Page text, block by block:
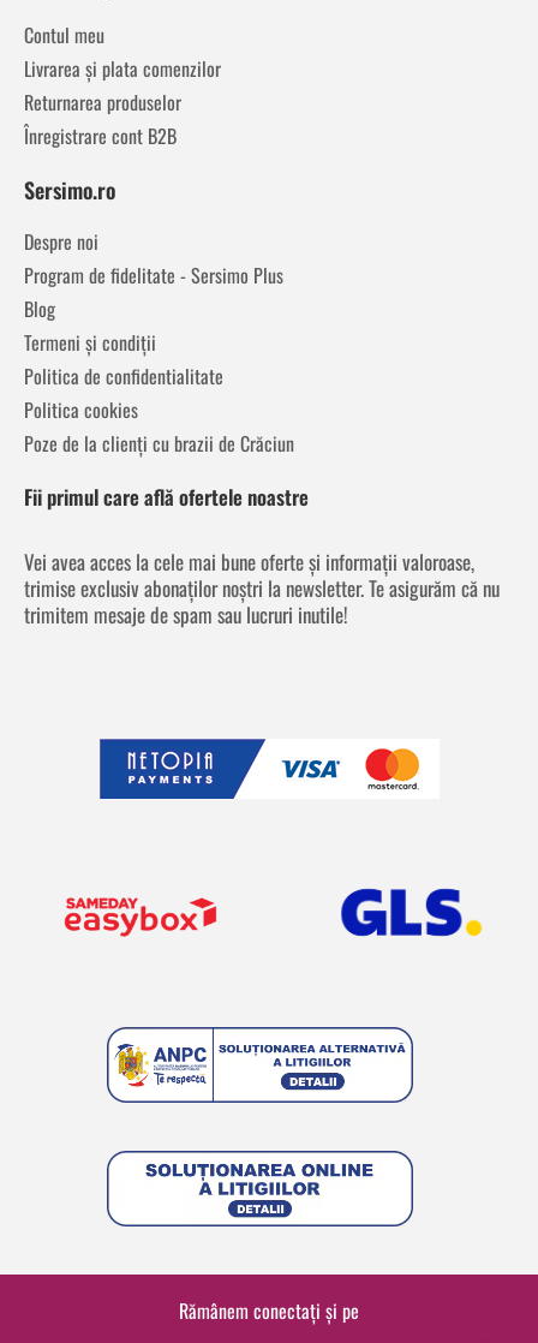
Contul meu
Livrarea și plata comenzilor
Returnarea produselor
Înregistrare cont B2B
Sersimo.ro
Despre noi
Program de fidelitate - Sersimo Plus
Blog
Termeni și condiții
Politica de confidentialitate
Politica cookies
Poze de la clienți cu brazii de Crăciun
Fii primul care află ofertele noastre
Vei avea acces la cele mai bune oferte și informații valoroase,
trimise exclusiv abonaților noștri la newsletter. Te asigurăm că nu
trimitem mesaje de spam sau lucruri inutile!
Rămânem conectați și pe